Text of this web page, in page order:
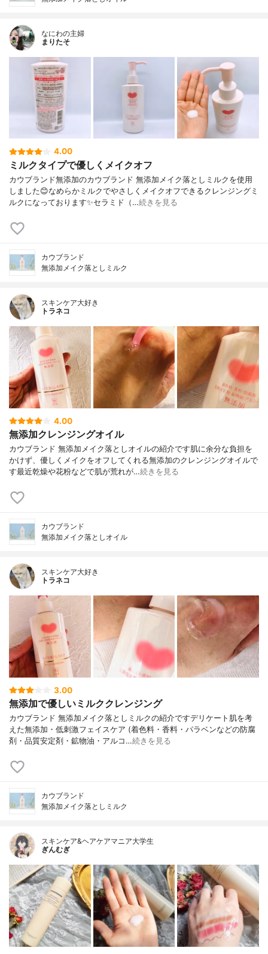
なにわの主婦
まりたそ
4.00
ミルクタイプで優しくメイクオフ
カウブランド無添加のカウブランド 無添加メイク落としミルクを使用
しました😊なめらかミルクでやさしくメイクオフできるクレンジングミ
ルクになっております✨セラミド（…続きを見る
カウブランド
無添加メイク落としミルク
スキンケア大好き
トラネコ
4.00
無添加クレンジングオイル
カウブランド 無添加メイク落としオイルの紹介です肌に余分な負担を
かけず、優しくメイクをオフしてくれる無添加のクレンジングオイルで
す最近乾燥や花粉などで肌が荒れが…続きを見る
カウブランド
無添加メイク落としオイル
スキンケア大好き
トラネコ
3.00
無添加で優しいミルククレンジング
カウブランド 無添加メイク落としミルクの紹介ですデリケート肌を考
えた無添加・低刺激フェイスケア (着色料・香料・パラベンなどの防腐
剤・品質安定剤・鉱物油・アルコ…続きを見る
カウブランド
無添加メイク落としミルク
スキンケア&ヘアケアマニア大学生
ぎんむぎ